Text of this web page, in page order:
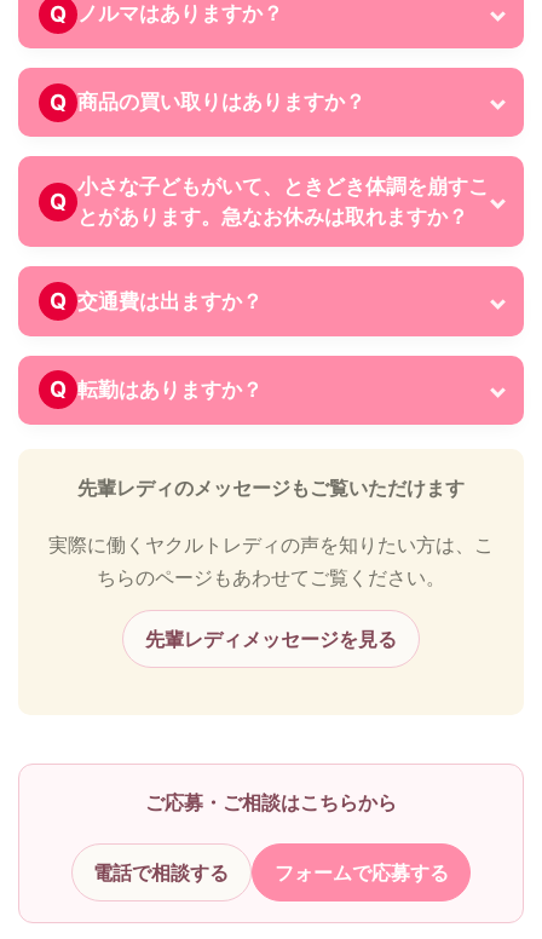
Q ノルマはありますか？
Q 商品の買い取りはありますか？
Q
小さな子どもがいて、ときどき体調を崩すこ
とがあります。急なお休みは取れますか？
Q 交通費は出ますか？
Q 転勤はありますか？
先輩レディのメッセージもご覧いただけます
実際に働くヤクルトレディの声を知りたい方は、こ
ちらのページもあわせてご覧ください。
先輩レディメッセージを見る
ご応募・ご相談はこちらから
電話で相談する フォームで応募する